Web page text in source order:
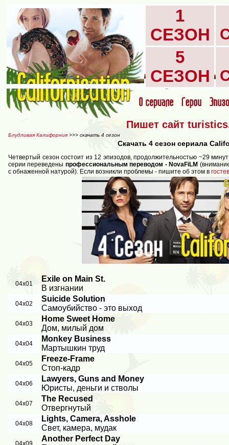
1
СЕЗОН
5
СЕЗОН
Пишет сайт
Блудливая Калифорния >>> скачать 4 сезон
Скачать 4 сезон сериала
Четвертый сезон состоит из 12 эпизодов, продолжительностью ~29
серии переведены профессиональным переводом - NovaFiLM
с обнаженной натурой). Если возникли проблемы - пишите об этом в
04x01
Exile on Main St.
В изгнании
04x02
Suicide Solution
Самоубийство - это выход
04x03
Home Sweet Home
Дом, милый дом
04x04
Monkey Business
Мартышкин труд
04x05
Freeze-Frame
Стоп-кадр
04x06
Lawyers, Guns and Money
Юристы, деньги и стволы
04x07
The Recused
Отвергнутый
04x08
Lights, Camera, Asshole
Свет, камера, мудак
04x09
Another Perfect Day